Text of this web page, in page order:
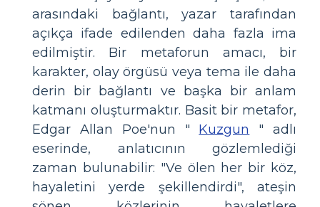
arasındaki bağlantı, yazar tarafından
açıkça ifade edilenden daha fazla ima
edilmiştir. Bir metaforun amacı, bir
karakter, olay örgüsü veya tema ile daha
derin bir bağlantı ve başka bir anlam
katmanı oluşturmaktır. Basit bir metafor,
Edgar Allan Poe'nun " Kuzgun
" adlı
eserinde, anlatıcının gözlemlediği
zaman bulunabilir: "Ve ölen her bir köz,
hayaletini yerde şekillendirdi", ateşin